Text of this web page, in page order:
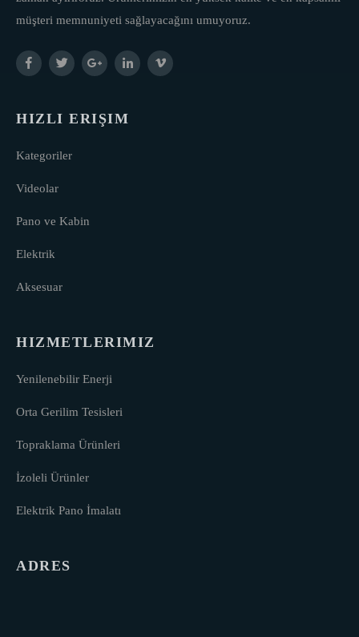
müşteri memnuniyeti sağlayacağını umuyoruz.
HIZLI ERIŞIM
Kategoriler
Videolar
Pano ve Kabin
Elektrik
Aksesuar
HIZMETLERIMIZ
Yenilenebilir Enerji
Orta Gerilim Tesisleri
Topraklama Ürünleri
İzoleli Ürünler
Elektrik Pano İmalatı
ADRES